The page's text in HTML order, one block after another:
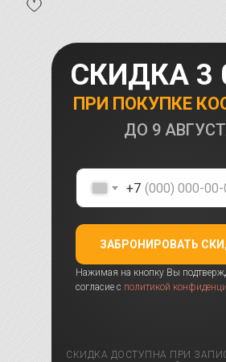
ПРИ ПОКУПКЕ
СКИДКА 3
СКИДКА ДОСТУПНА ПРИ
ДО 9
+7
ЗАБРОНИРОВАТЬ
Нажимая на кнопку Вы
согласие с политикой